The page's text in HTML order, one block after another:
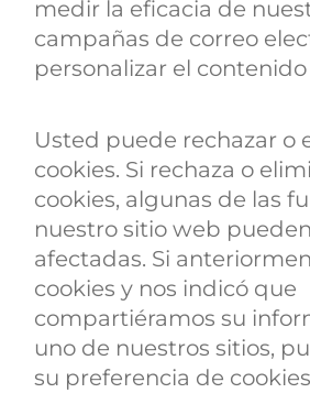
medir la eficacia de
campañas de correo
personalizar el contenido
Usted puede rechazar o
cookies. Si rechaza o
cookies, algunas de las
nuestro sitio web
afectadas. Si
cookies y nos indicó que
compartiéramos su
uno de nuestros sitios,
su preferencia de